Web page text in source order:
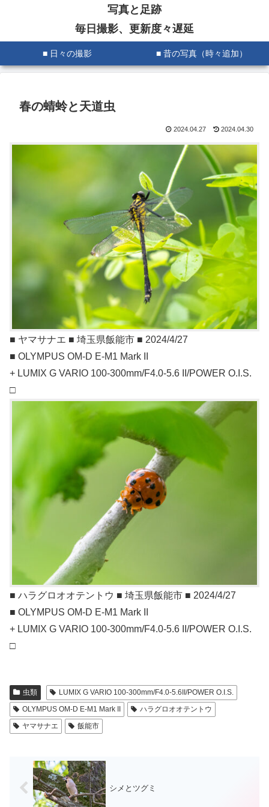
写真と足跡
毎日撮影、更新度々遅延
■ 日々の撮影 ■ 昔の写真（時々追加）
春の蜻蛉と天道虫
2024.04.27 2024.04.30
■ ヤマサナエ ■ 埼玉県飯能市 ■ 2024/4/27
■ OLYMPUS OM-D E-M1 Mark II
+ LUMIX G VARIO 100-300mm/F4.0-5.6 II/POWER O.I.S.
□
■ ハラグロオオテントウ ■ 埼玉県飯能市 ■ 2024/4/27
■ OLYMPUS OM-D E-M1 Mark II
+ LUMIX G VARIO 100-300mm/F4.0-5.6 II/POWER O.I.S.
□
虫類
LUMIX G VARIO 100-300mm/F4.0-5.6II/POWER O.I.S.
OLYMPUS OM-D E-M1 Mark II
ハラグロオオテントウ
ヤマサナエ
飯能市
シメとツグミ